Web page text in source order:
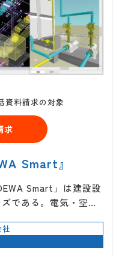
資料請求の対象
求
Smart』
Smart」は建設設
である。電気・空…